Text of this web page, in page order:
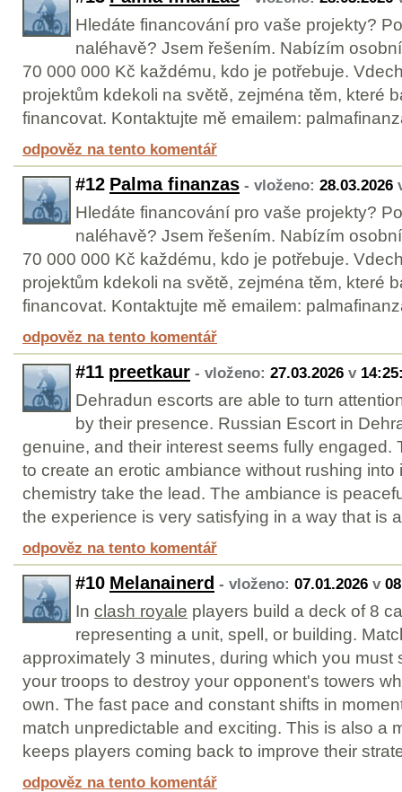
Hledáte financování pro vaše projekty?
naléhavě? Jsem řešením. Nabízím
70 000 000 Kč každému, kdo je potřebuje.
projektům kdekoli na světě, zejména těm, které
financovat. Kontaktujte mě emailem:
odpověz na tento komentář
#12 Palma finanzas - vloženo: 28.03.2026
Hledáte financování pro vaše projekty?
naléhavě? Jsem řešením. Nabízím
70 000 000 Kč každému, kdo je potřebuje.
projektům kdekoli na světě, zejména těm, které
financovat. Kontaktujte mě emailem:
odpověz na tento komentář
#11 preetkaur - vloženo: 27.03.2026 v
Dehradun escorts are able to turn
by their presence. Russian Escort in
genuine, and their interest seems fully engaged.
to create an erotic ambiance without rushing into
chemistry take the lead. The ambiance is
the experience is very satisfying in a way that is
odpověz na tento komentář
#10 Melanainerd - vloženo: 07.01.2026 v
In clash royale players build a deck of 8
representing a unit, spell, or building.
approximately 3 minutes, during which you must
your troops to destroy your opponent's towers
own. The fast pace and constant shifts in
match unpredictable and exciting. This is also a
keeps players coming back to improve their
odpověz na tento komentář